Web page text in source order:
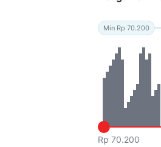
Min Rp 70.200
Rp 70.200